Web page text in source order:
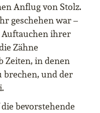
Anflug von Stolz.
geschehen war –
Auftauchen ihrer
Zähne
Zeiten, in denen
brechen, und der
bevorstehende